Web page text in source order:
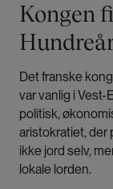
Kongen
Det franske
var vanlig i
politisk,
aristokratiet, der
ikke jord selv,
lokale lorden.